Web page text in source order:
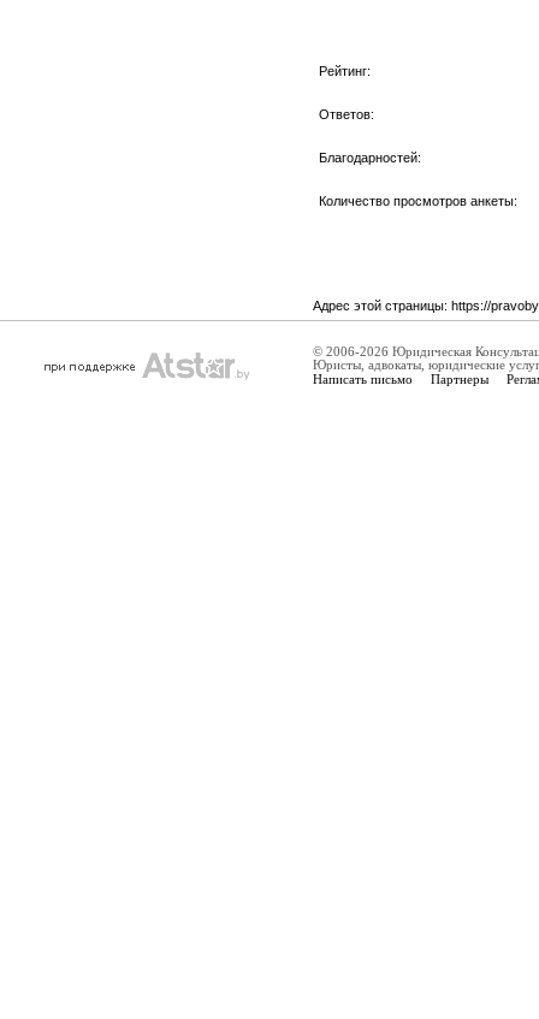
Рейтинг:
Ответов:
Благодарностей:
Количество просмотров анкеты:
Адрес этой страницы: https://
© 2006-2026 Юридическая
Юристы, адвокаты, юридические
Написать письмо Партнеры